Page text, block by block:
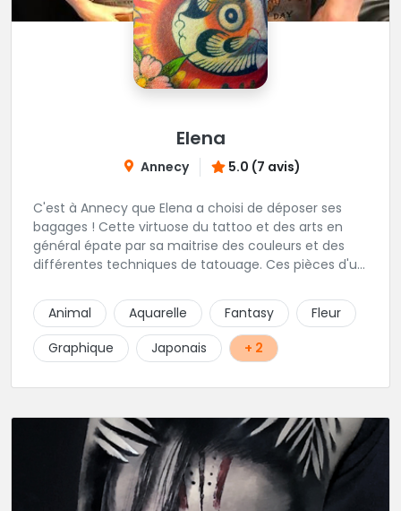
Elena
Annecy 5.0 (7 avis)
C'est à Annecy que Elena a choisi de déposer ses
bagages ! Cette virtuose du tattoo et des arts en
général épate par sa maitrise des couleurs et des
différentes techniques de tatouage. Ces pièces d'un
On vient de très loin pour se faire tatouer par cette
artiste ! N'hésitez pas à la contacter par téléphone:
0648079720 ou messages sur Instagram ou
Facebook.
Animal Aquarelle Fantasy
Fleur
Graphique
Japonais + 2